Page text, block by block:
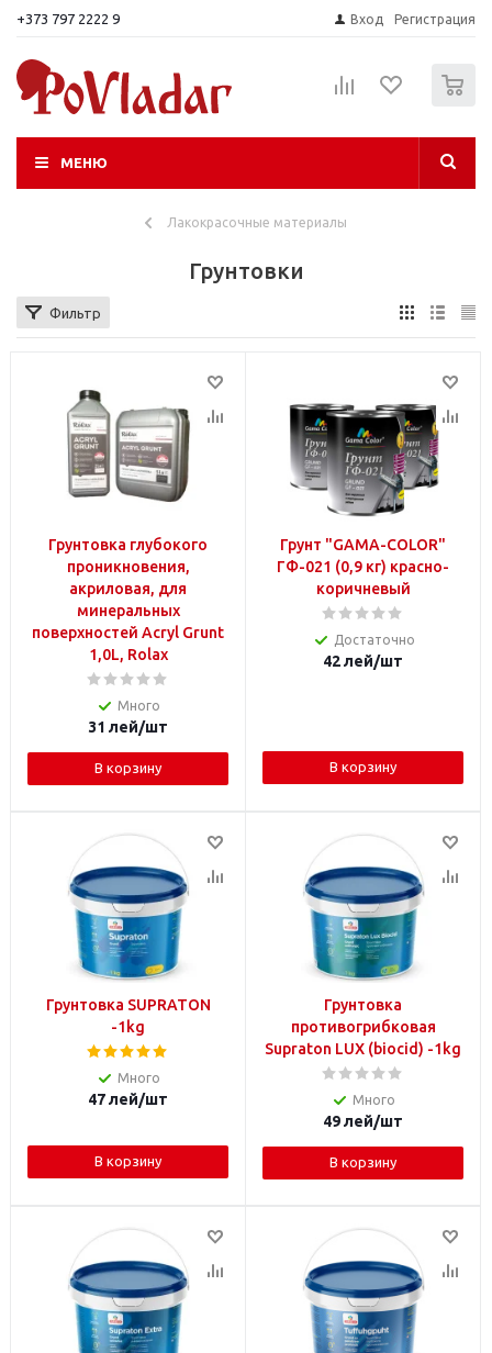
+373 797 2222 9 Вход Регистрация
МЕНЮ
Лакокрасочные материалы
Грунтовки
Фильтр
Грунтовка глубокого
проникновения,
акриловая, для
минеральных
поверхностей Acryl Grunt
1,0L, Rolax
Много
31 лей/шт
В корзину
Грунт "GAMA-COLOR"
ГФ-021 (0,9 кг) красно-
коричневый
Достаточно
42лей/шт
В корзину
Грунтовка SUPRATON
-1kg
Много
47лей/шт
В корзину
Грунтовка
противогрибковая
Supraton LUX (biocid) -1kg
Много
49лей/шт
В корзину